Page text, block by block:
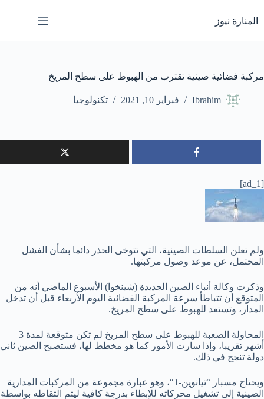
إلى
المحتوى
المنارة نيوز
مركبة فضائية صينية تقترب من الهبوط على سطح المريخ
Ibrahim فبراير 10, 2021 تكنولوجيا
[ad_1]
ولم تعلن السلطات الصينية، التي تتوخى الحذر دائما بشأن الفشل
المحتمل، عن موعد وصول مركبتها.
وذكرت وكالة أنباء الصين الجديدة (شينخوا) الأسبوع الماضي أنه من
المتوقع أن تتباطأ سرعة المركبة الفضائية اليوم الأربعاء قبل أن تدخل
المدار، وتستعد للهبوط على سطح المريخ.
المحاولة الصعبة للهبوط على سطح المريخ لم تكن متوقعة لمدة 3
أشهر تقريبا، وإذا سارت الأمور كما هو مخطط لها، فستصبح الصين ثاني
دولة تنجح في ذلك.
ويحتاج مسبار “تيانوين-1″، وهو عبارة مجموعة من المركبات المدارية
الصينية إلى تشغيل محركاته للإبطاء بدرجة كافية ليتم التقاطه بواسطة